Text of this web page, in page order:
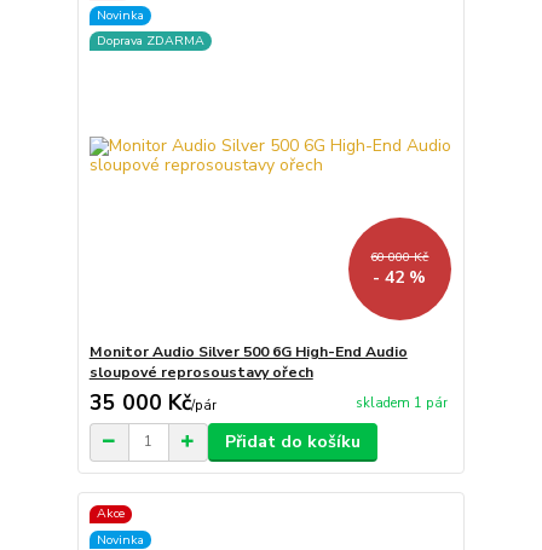
Novinka
Doprava ZDARMA
60 000 Kč
- 42 %
Monitor Audio Silver 500 6G High-End Audio
sloupové reprosoustavy ořech
35 000 Kč/pár skladem 1 pár
Přidat do košíku
Akce
Novinka